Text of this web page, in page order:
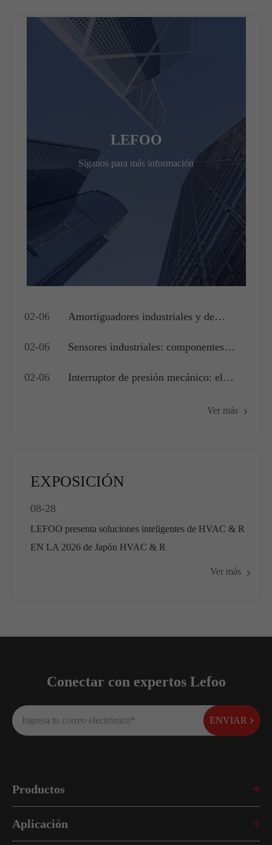
LEFOO
Síganos para más información
02-06
Amortiguadores industriales y de
gestión del flujo de aire y el control de
presión
02-06
Sensores industriales: componentes
y adquisición de datos
02-06
Interruptor de presión mecánico: el
núcleo para la seguridad del sistema
Ver más
EXPOSICIÓN
08-28
LEFOO presenta soluciones inteligentes de HVAC & R
EN LA 2026 de Japón HVAC & R
Ver más
Conectar con expertos Lefoo
ENVIAR
Productos
Aplicación